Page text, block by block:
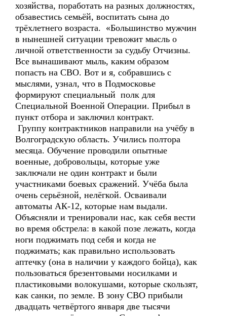
хозяйства, поработать на разных должностях,
обзавестись семьёй, воспитать сына до
трёхлетнего возраста. «Большинство мужчин
в нынешней ситуации тревожит мысль о
личной ответственности за судьбу Отчизны.
Все вынашивают мыль, каким образом
попасть на СВО. Вот и я, собравшись с
мыслями, узнал, что в Подмосковье
формируют специальный полк для
Специальной Военной Операции. Прибыл в
пункт отбора и заключил контракт.
Группу контрактников направили на учёбу в
Волгоградскую область. Учились полтора
месяца. Обучение проводили опытные
военные, добровольцы, которые уже
заключали не один контракт и были
участниками боевых сражений. Учёба была
очень серьёзной, нелёгкой. Осваивали
автоматы АК-12, которые нам выдали.
Объясняли и тренировали нас, как себя вести
во время обстрела: в какой позе лежать, когда
ноги поджимать под себя и когда не
поджимать; как правильно использовать
аптечку (она в наличии у каждого бойца), как
пользоваться брезентовыми носилками и
пластиковыми волокушами, которые скользят,
как санки, по земле. В зону СВО прибыли
двадцать четвёртого января две тысячи